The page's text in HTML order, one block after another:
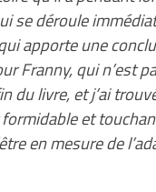
se déroule
apporte une
Franny, qui n’est
du livre, et j’ai
et
en mesure de